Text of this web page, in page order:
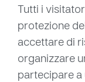
Tutti i
protezione
accettare di
organizzare
partecipare a